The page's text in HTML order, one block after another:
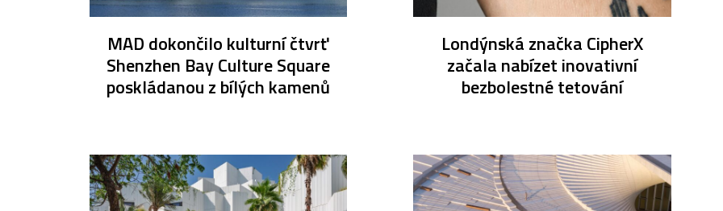
MAD dokončilo kulturní čtvrť
Shenzhen Bay Culture Square
poskládanou z bílých kamenů
Londýnská značka CipherX
začala nabízet inovativní
bezbolestné tetování